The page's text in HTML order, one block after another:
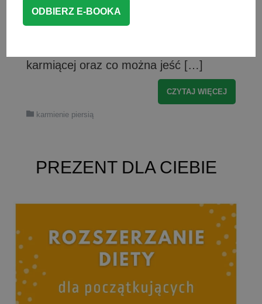
dziecku. Dlatego w poniższym artykule
karmiącej oraz co można jeść […]
CZYTAJ WIĘCEJ
karmienie piersią
PREZENT DLA CIEBIE